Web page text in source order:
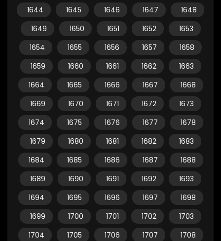
1644
1645 1646 1647
1648
1649
1650 1651 1652
1653
1654
1655 1656 1657
1658
1659
1660 1661 1662
1663
1664
1665 1666 1667
1668
1669
1670 1671 1672
1673
1674
1675 1676 1677
1678
1679
1680 1681 1682
1683
1684
1685 1686 1687
1688
1689
1690 1691 1692
1693
1694
1695 1696 1697
1698
1699
1700 1701 1702
1703
1704
1705 1706 1707
1708